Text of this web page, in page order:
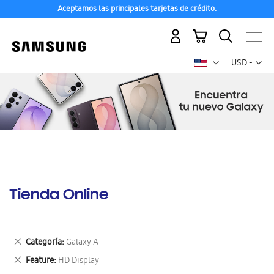
Aceptamos las principales tarjetas de crédito.
USD -
dólar
Mi carrito
Tienda Online
Categoría Galaxy A
Eliminar
este
artículo
Feature HD Display
Eliminar